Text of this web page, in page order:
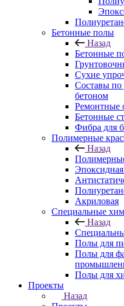
Бетонные полы
Назад
Бетонные
Сухие
Составы по
бетоном
Ремонтные
Бетонные
Фибра для
Полимерные
Назад
Эпоксидная
Акриловая
Специальные
Назад
Полы для
Полы для
Полы для
Проекты
Назад